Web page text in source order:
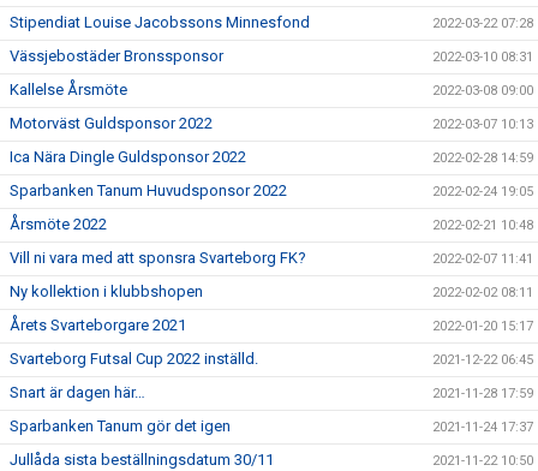
Stipendiat Louise Jacobssons Minnesfond 2022-03-22 07:28
Vässjebostäder Bronssponsor 2022-03-10 08:31
Kallelse Årsmöte 2022-03-08 09:00
Motorväst Guldsponsor 2022 2022-03-07 10:13
Ica Nära Dingle Guldsponsor 2022 2022-02-28 14:59
Sparbanken Tanum Huvudsponsor 2022 2022-02-24 19:05
Årsmöte 2022 2022-02-21 10:48
Vill ni vara med att sponsra Svarteborg FK? 2022-02-07 11:41
Ny kollektion i klubbshopen 2022-02-02 08:11
Årets Svarteborgare 2021 2022-01-20 15:17
Svarteborg Futsal Cup 2022 inställd. 2021-12-22 06:45
Snart är dagen här… 2021-11-28 17:59
Sparbanken Tanum gör det igen 2021-11-24 17:37
Jullåda sista beställningsdatum 30/11 2021-11-22 10:50